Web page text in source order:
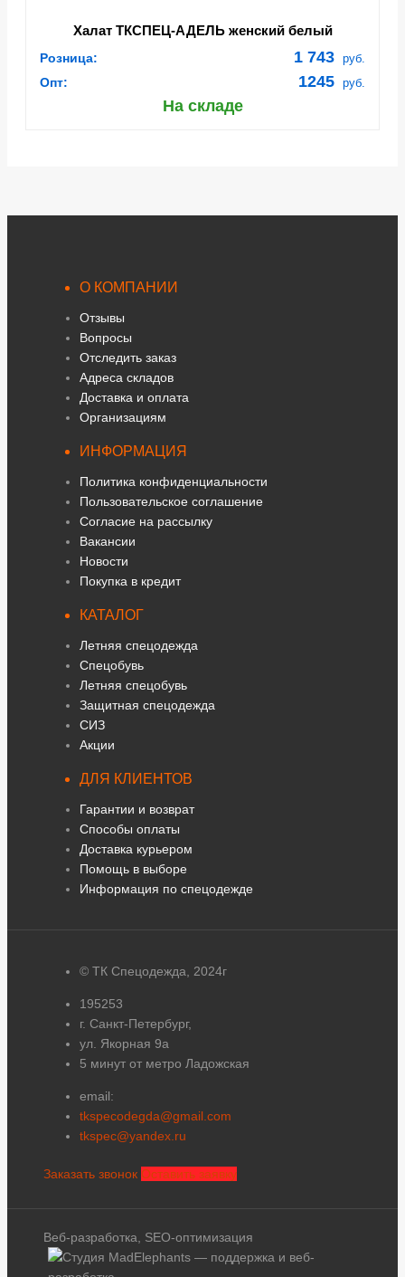
Халат ТКСПЕЦ-АДЕЛЬ женский белый
Розница: 1 743 руб.
Опт: 1245 руб.
На складе
О КОМПАНИИ
Отзывы
Вопросы
Отследить заказ
Адреса складов
Доставка и оплата
Организациям
ИНФОРМАЦИЯ
Политика конфиденциальности
Пользовательское соглашение
Согласие на рассылку
Вакансии
Новости
Покупка в кредит
КАТАЛОГ
Летняя спецодежда
Спецобувь
Летняя спецобувь
Защитная спецодежда
СИЗ
Акции
ДЛЯ КЛИЕНТОВ
Гарантии и возврат
Способы оплаты
Доставка курьером
Помощь в выборе
Информация по спецодежде
© ТК Спецодежда, 2024г
195253
г. Санкт-Петербург,
ул. Якорная 9а
5 минут от метро Ладожская
email:
tkspecodegda@gmail.com
tkspec@yandex.ru
Заказать звонок Оставить заявку
Веб-разработка, SEO-оптимизация